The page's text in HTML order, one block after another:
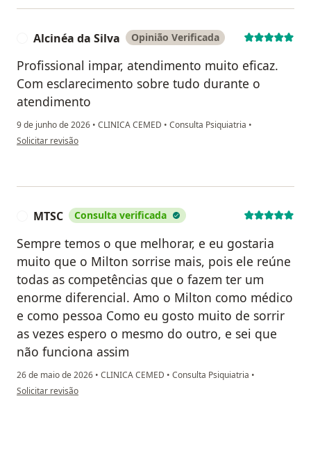
Alcinéa da Silva Opinião Verificada
Profissional impar, atendimento muito eficaz.
Com esclarecimento sobre tudo durante o
atendimento
9 de junho de 2026 • CLINICA CEMED • Consulta Psiquiatria •
na opinião do utilizador Alcinéa da Silva
Solicitar revisão
MTSC Consulta verificada
Sempre temos o que melhorar, e eu gostaria
muito que o Milton sorrise mais, pois ele reúne
todas as competências que o fazem ter um
enorme diferencial. Amo o Milton como médico
e como pessoa Como eu gosto muito de sorrir
as vezes espero o mesmo do outro, e sei que
não funciona assim
26 de maio de 2026 • CLINICA CEMED • Consulta Psiquiatria •
na opinião do utilizador MTSC
Solicitar revisão